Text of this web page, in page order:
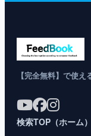
【完全無料】で使
検索TOP（ホーム）